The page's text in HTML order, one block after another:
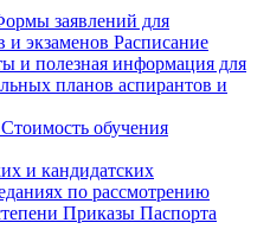
заявлений для
и экзаменов Расписание
и полезная информация для
планов аспирантов и
Стоимость обучения
и кандидатских
по рассмотрению
Приказы Паспорта